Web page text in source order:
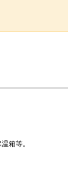
箱等。